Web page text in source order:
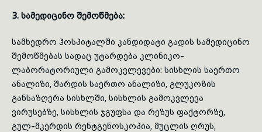
3. სამედიცინო შემოწმება:
სამხედრო ჰოსპიტალში კანდიდატი გადის სამედიცინო
შემოწმებას სადაც უტარდება კლინიკო-
ლაბორატორიული გამოკვლევები: სისხლის საერთო
ანალიზი, შარდის საერთო ანალიზი, გლუკოზის
განსაზღვრა სისხლში, სისხლის გამოკვლევა
ვირუსებზე, სისხლის ჯგუფსა და რეზუს ფაქტორზე,
გულ-მკერდის რენტგენოსკოპია, მუცლის ღრუს,